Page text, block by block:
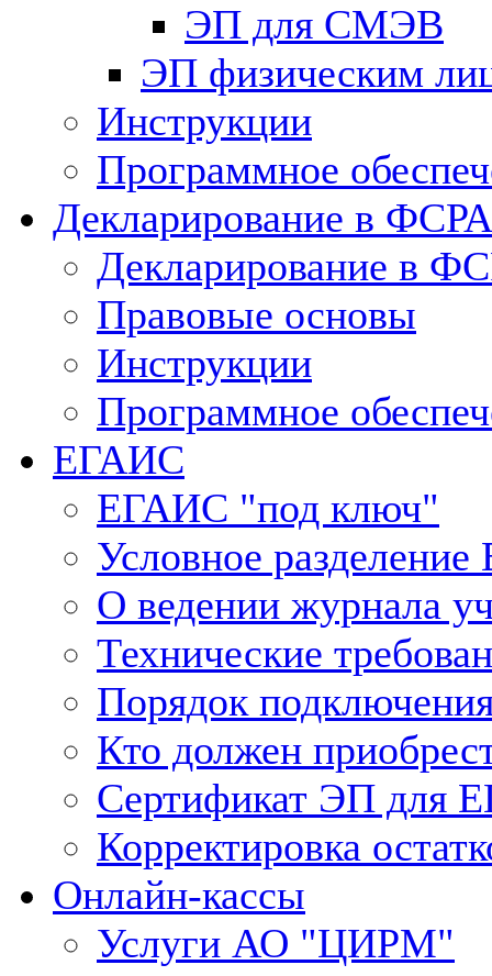
ЭП для СМЭВ
ЭП физическим
Инструкции
Программное
Декларирование в
Декларирование в
Правовые основы
Инструкции
Программное
ЕГАИС
ЕГАИС "под ключ"
Условное
О ведении журнала
Технические
Порядок
Кто должен
Сертификат ЭП для
Корректировка
Онлайн-кассы
Услуги АО "ЦИРМ"